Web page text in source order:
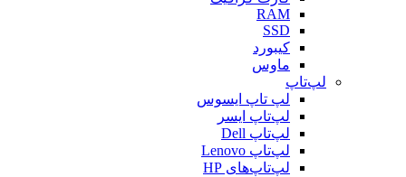
RAM
SSD
کیبورد
ماوس
لپ‌تاپ
لپ تاپ ایسوس
لپ‌تاپ ایسر
لپ‌تاپ Dell
لپ‌تاپ Lenovo
لپ‌تاپ‌های HP